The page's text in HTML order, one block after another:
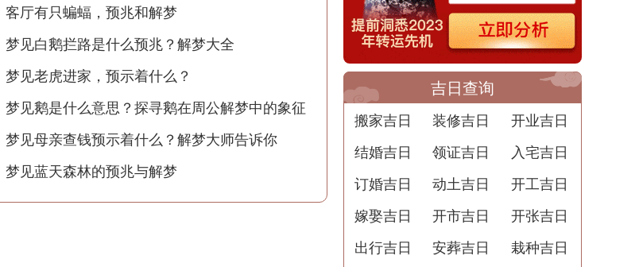
客厅有只蝙蝠，预兆和解梦
梦见白鹅拦路是什么预兆？解梦大全
梦见老虎进家，预示着什么？
梦见鹅是什么意思？探寻鹅在周公解梦中的象征
梦见母亲查钱预示着什么？解梦大师告诉你
梦见蓝天森林的预兆与解梦
吉日查询
搬家吉日 装修吉日
开业吉日
结婚吉日
领证吉日
入宅吉日
订婚吉日
动土吉日
开工吉日
嫁娶吉日
开市吉日
开张吉日
出行吉日
安葬吉日
栽种吉日